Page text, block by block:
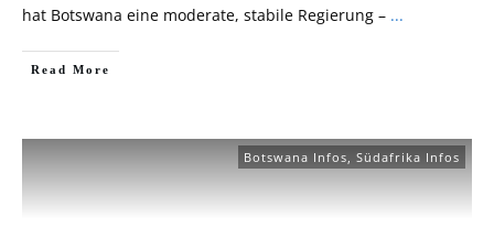
hat Botswana eine moderate, stabile Regierung – ...
Read More
Botswana Infos Südafrika Infos